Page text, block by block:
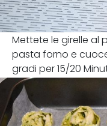
Mettete le girelle al
pasta forno e
gradi per 15/20